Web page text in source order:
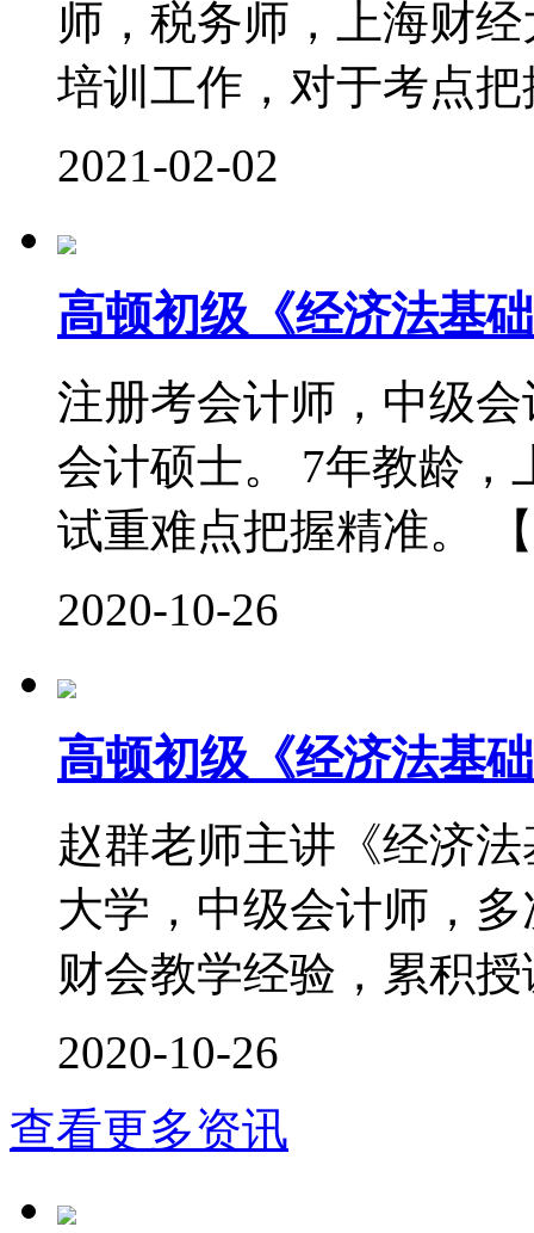
师，税务师，上海财
培训工作，对于考点
2021-02-02
高顿初级《经济法基
注册考会计师，中级
会计硕士。 7年教龄
试重难点把握精准。
2020-10-26
高顿初级《经济法基
赵群老师主讲《经济
大学，中级会计师，
财会教学经验，累积
2020-10-26
查看更多资讯